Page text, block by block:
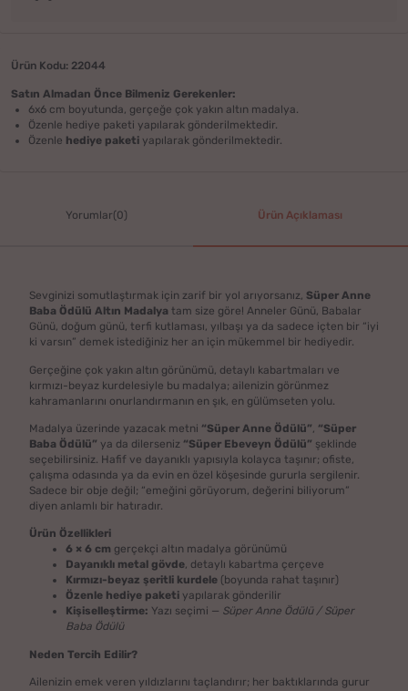
Ürün Kodu: 22044
Satın Almadan Önce Bilmeniz Gerekenler:
6x6 cm boyutunda, gerçeğe çok yakın altın madalya.
Özenle hediye paketi yapılarak gönderilmektedir.
Özenle hediye paketi yapılarak gönderilmektedir.
Yorumlar(0) Ürün Açıklaması
Sevginizi somutlaştırmak için zarif bir yol arıyorsanız, Süper Anne
Baba Ödülü Altın Madalya tam size göre! Anneler Günü, Babalar
Günü, doğum günü, terfi kutlaması, yılbaşı ya da sadece içten bir “iyi
ki varsın” demek istediğiniz her an için mükemmel bir hediyedir.
Gerçeğine çok yakın altın görünümü, detaylı kabartmaları ve
kırmızı-beyaz kurdelesiyle bu madalya; ailenizin görünmez
kahramanlarını onurlandırmanın en şık, en gülümseten yolu.
Madalya üzerinde yazacak metni “Süper Anne Ödülü”, “Süper
Baba Ödülü” ya da dilerseniz “Süper Ebeveyn Ödülü” şeklinde
seçebilirsiniz. Hafif ve dayanıklı yapısıyla kolayca taşınır; ofiste,
çalışma odasında ya da evin en özel köşesinde gururla sergilenir.
Sadece bir obje değil; “emeğini görüyorum, değerini biliyorum”
diyen anlamlı bir hatıradır.
Ürün Özellikleri
6 × 6 cm gerçekçi altın madalya görünümü
Dayanıklı metal gövde, detaylı kabartma çerçeve
Kırmızı-beyaz şeritli kurdele (boyunda rahat taşınır)
Özenle hediye paketi yapılarak gönderilir
Kişiselleştirme: Yazı seçimi — Süper Anne Ödülü / Süper
Baba Ödülü
Neden Tercih Edilir?
Ailenizin emek veren yıldızlarını taçlandırır; her baktıklarında gurur